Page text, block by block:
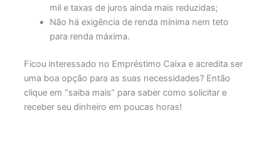
mil e taxas de juros ainda mais reduzidas;
Não há exigência de renda mínima nem teto
para renda máxima.
Ficou interessado no Empréstimo Caixa e acredita ser
uma boa opção para as suas necessidades? Então
clique em “saiba mais” para saber como solicitar e
receber seu dinheiro em poucas horas!